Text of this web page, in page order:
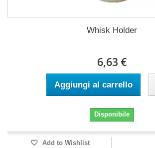
Whisk Holder
6,63 €
Aggiungi al carrello
Disponibile
Add to Wishlist